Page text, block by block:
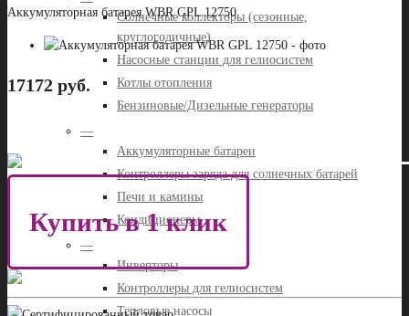
Солнечные коллекторы (сезонные,
круглогодичные)
Насосные станции для гелиосистем
Котлы отопления
Бензиновые/Дизельные генераторы
—
Аккумуляторные батареи
Контроллеры заряда для солнечных батарей
Печи и камины
Кондиционеры
—
Инверторы
Контроллеры для гелиосистем
Тепловые насосы
Аккумуляторная батарея WBR GPL 12750
17172 руб.
Купить в 1 клик